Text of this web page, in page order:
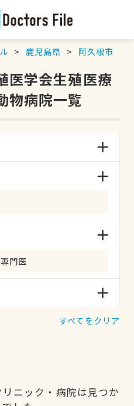
鹿児島県 阿久根市
医学会生殖医療
物病院一覧
門医
すべてをクリア
ニック・病院は見つか